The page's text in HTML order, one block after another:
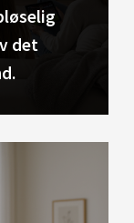
det